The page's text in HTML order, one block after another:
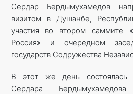
МИД
КОНТАКТНЫЕ
Сердар Бердымухамедов
визитом в Душанбе,
участия во втором саммите
Россия» и очередном
государств Содружества
В этот же день состоялась
Сердара